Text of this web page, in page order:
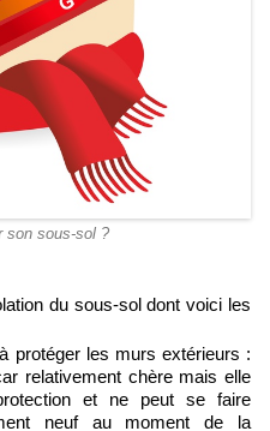
son sous-sol ?
du sous-sol dont voici les
protéger les murs extérieurs :
relativement chère mais elle
et ne peut se faire
neuf au moment de la